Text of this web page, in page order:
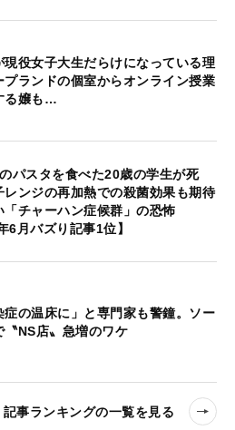
現役女子大生だらけになっている理
プランドの個室からオンライン授業
る嬢も…
のパスタを食べた20歳の学生が死
レンジの再加熱での殺菌効果も期待
「チャーハン症候群」の恐怖
6月バズり記事1位】
症の温床に」と専門家も警鐘。ソー
〝NS店〟急増のワケ
記事ランキングの一覧を見る